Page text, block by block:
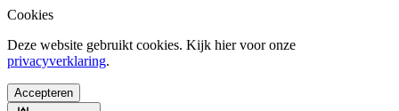
Cookies
Deze website gebruikt cookies. Kijk hier voor onze
privacyverklaring.
Accepteren